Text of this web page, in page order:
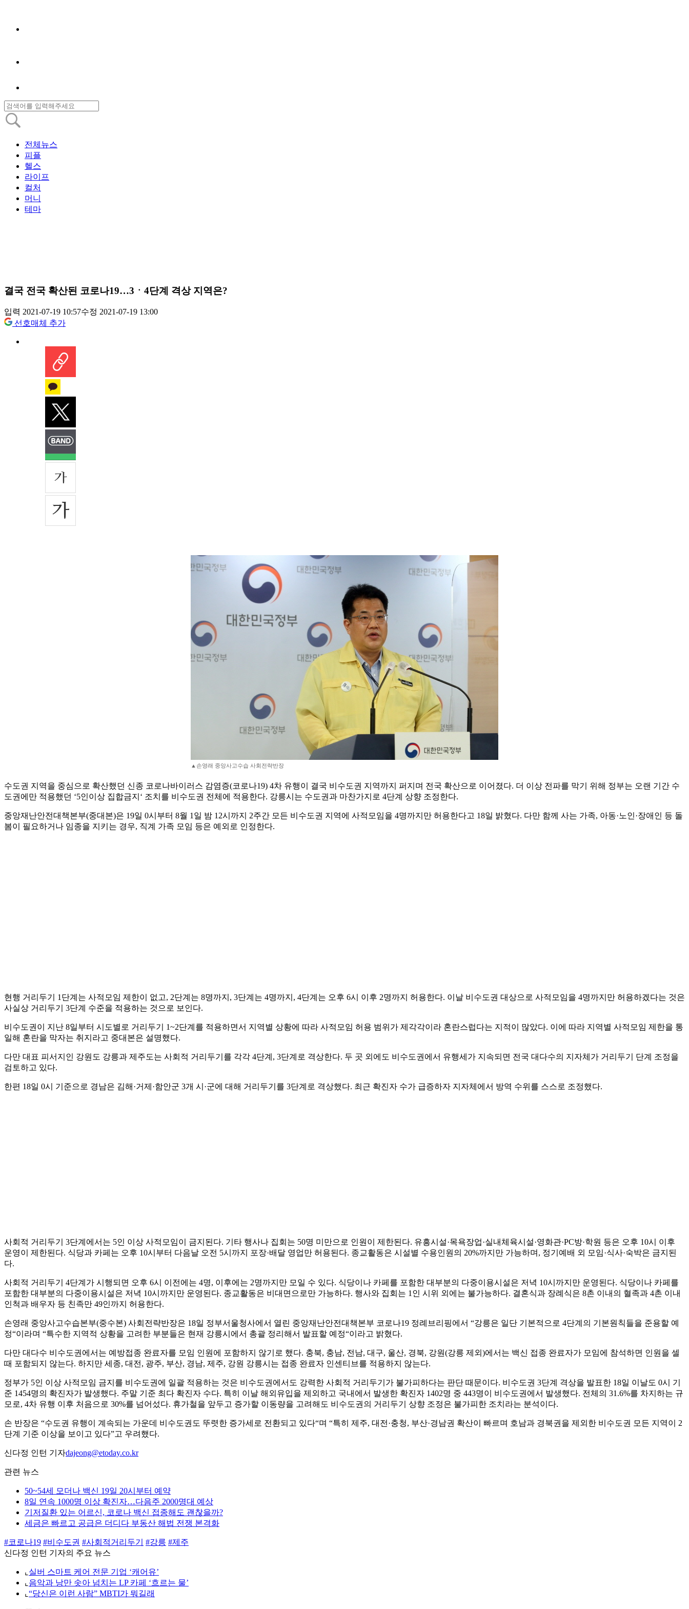
전체뉴스
피플
헬스
라이프
컬처
머니
테마
결국 전국 확산된 코로나19…3ㆍ4단계 격상 지역은?
입력 2021-07-19 10:57수정 2021-07-19 13:00
선호매체 추가
▲손영래 중앙사고수습 사회전략반장
수도권 지역을 중심으로 확산했던 신종 코로나바이러스 감염증(코로나19) 4차 유행이 결국 비수도권 지역까지 퍼지며 전국 확산으로 이어졌다. 더 이상 전파를 막기 위해 정부는 오랜 기간 수
도권에만 적용했던 ‘5인이상 집합금지‘ 조치를 비수도권 전체에 적용한다. 강릉시는 수도권과 마찬가지로 4단계 상향 조정한다.
중앙재난안전대책본부(중대본)은 19일 0시부터 8월 1일 밤 12시까지 2주간 모든 비수도권 지역에 사적모임을 4명까지만 허용한다고 18일 밝혔다. 다만 함께 사는 가족, 아동·노인·장애인 등 돌
봄이 필요하거나 임종을 지키는 경우, 직계 가족 모임 등은 예외로 인정한다.
현행 거리두기 1단계는 사적모임 제한이 없고, 2단계는 8명까지, 3단계는 4명까지, 4단계는 오후 6시 이후 2명까지 허용한다. 이날 비수도권 대상으로 사적모임을 4명까지만 허용하겠다는 것은
사실상 거리두기 3단계 수준을 적용하는 것으로 보인다.
비수도권이 지난 8일부터 시도별로 거리두기 1~2단계를 적용하면서 지역별 상황에 따라 사적모임 허용 범위가 제각각이라 혼란스럽다는 지적이 많았다. 이에 따라 지역별 사적모임 제한을 통
일해 혼란을 막자는 취지라고 중대본은 설명했다.
다만 대표 피서지인 강원도 강릉과 제주도는 사회적 거리두기를 각각 4단계, 3단계로 격상한다. 두 곳 외에도 비수도권에서 유행세가 지속되면 전국 대다수의 지자체가 거리두기 단계 조정을
검토하고 있다.
한편 18일 0시 기준으로 경남은 김해·거제·함안군 3개 시·군에 대해 거리두기를 3단계로 격상했다. 최근 확진자 수가 급증하자 지자체에서 방역 수위를 스스로 조정했다.
사회적 거리두기 3단계에서는 5인 이상 사적모임이 금지된다. 기타 행사나 집회는 50명 미만으로 인원이 제한된다. 유흥시설·목욕장업·실내체육시설·영화관·PC방·학원 등은 오후 10시 이후
운영이 제한된다. 식당과 카페는 오후 10시부터 다음날 오전 5시까지 포장·배달 영업만 허용된다. 종교활동은 시설별 수용인원의 20%까지만 가능하며, 정기예배 외 모임·식사·숙박은 금지된
다.
사회적 거리두기 4단계가 시행되면 오후 6시 이전에는 4명, 이후에는 2명까지만 모일 수 있다. 식당이나 카페를 포함한 대부분의 다중이용시설은 저녁 10시까지만 운영된다. 식당이나 카페를
포함한 대부분의 다중이용시설은 저녁 10시까지만 운영된다. 종교활동은 비대면으로만 가능하다. 행사와 집회는 1인 시위 외에는 불가능하다. 결혼식과 장례식은 8촌 이내의 혈족과 4촌 이내
인척과 배우자 등 친족만 49인까지 허용한다.
손영래 중앙사고수습본부(중수본) 사회전략반장은 18일 정부서울청사에서 열린 중앙재난안전대책본부 코로나19 정례브리핑에서 “강릉은 일단 기본적으로 4단계의 기본원칙들을 준용할 예
정“이라며 “특수한 지역적 상황을 고려한 부분들은 현재 강릉시에서 총괄 정리해서 발표할 예정“이라고 밝혔다.
다만 대다수 비수도권에서는 예방접종 완료자를 모임 인원에 포함하지 않기로 했다. 충북, 충남, 전남, 대구, 울산, 경북, 강원(강릉 제외)에서는 백신 접종 완료자가 모임에 참석하면 인원을 셀
때 포함되지 않는다. 하지만 세종, 대전, 광주, 부산, 경남, 제주, 강원 강릉시는 접종 완료자 인센티브를 적용하지 않는다.
정부가 5인 이상 사적모임 금지를 비수도권에 일괄 적용하는 것은 비수도권에서도 강력한 사회적 거리두기가 불가피하다는 판단 때문이다. 비수도권 3단계 격상을 발표한 18일 이날도 0시 기
준 1454명의 확진자가 발생했다. 주말 기준 최다 확진자 수다. 특히 이날 해외유입을 제외하고 국내에서 발생한 확진자 1402명 중 443명이 비수도권에서 발생했다. 전체의 31.6%를 차지하는 규
모로, 4차 유행 이후 처음으로 30%를 넘어섰다. 휴가철을 앞두고 증가할 이동량을 고려해도 비수도권의 거리두기 상향 조정은 불가피한 조치라는 분석이다.
손 반장은 “수도권 유행이 계속되는 가운데 비수도권도 뚜렷한 증가세로 전환되고 있다“며 “특히 제주, 대전·충청, 부산·경남권 확산이 빠르며 호남과 경북권을 제외한 비수도권 모든 지역이 2
단계 기준 이상을 보이고 있다”고 우려했다.
신다정 인턴 기자dajeong@etoday.co.kr
관련 뉴스
50~54세 모더나 백신 19일 20시부터 예약
8일 연속 1000명 이상 확진자…다음주 2000명대 예상
기저질환 있는 어르신, 코로나 백신 접종해도 괜찮을까?
세금은 빠르고 공급은 더디다 부동산 해법 전쟁 본격화
#코로나19 #비수도권 #사회적거리두기 #강릉 #제주
신다정 인턴 기자의 주요 뉴스
⌞ 실버 스마트 케어 전문 기업 ‘캐어유’
⌞ 음악과 낭만 솟아 넘치는 LP 카페 ‘흐르는 물’
⌞ “당신은 이런 사람” MBTI가 뭐길래